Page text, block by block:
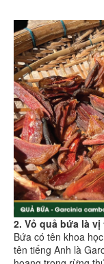
2. Vỏ quả bứa là
Bứa có tên khoa
tên tiếng Anh là